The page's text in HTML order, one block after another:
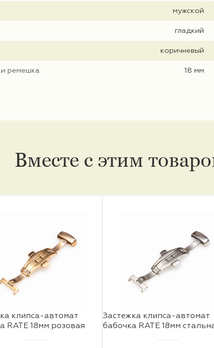
мужской
гладкий
коричневый
ремешка 18 мм
Вместе с этим
клипса-автомат
RATE 18мм розовая
Застежка клипса-автомат
бабочка RATE 18мм